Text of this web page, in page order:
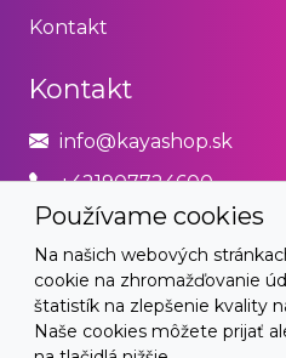
Používame cookies
Na našich webových
cookie na zhromažďovanie
štatistík na zlepšenie kvality
Naše cookies môžete prijať
Kontakt
Kontakt
info@kayashop.sk
+421907724600
Právne
Obchodné podmienky
Zásady používania cookies